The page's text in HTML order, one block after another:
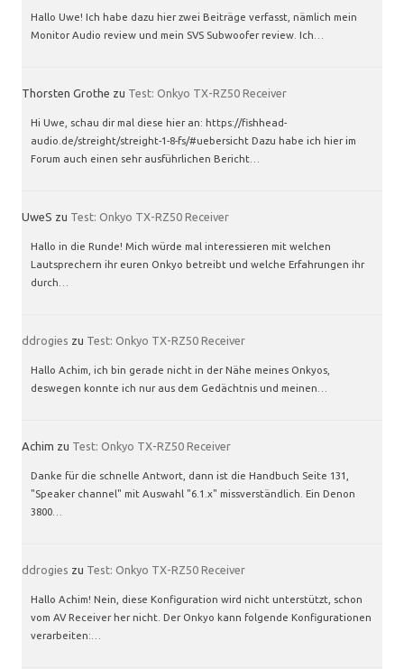
Hallo Uwe! Ich habe dazu hier zwei Beiträge verfasst, nämlich mein
Monitor Audio review und mein SVS Subwoofer review. Ich…
Thorsten Grothe zu Test: Onkyo TX-RZ50 Receiver
Hi Uwe, schau dir mal diese hier an: https://fishhead-
audio.de/streight/streight-1-8-fs/#uebersicht Dazu habe ich hier im
Forum auch einen sehr ausführlichen Bericht…
UweS zu Test: Onkyo TX-RZ50 Receiver
Hallo in die Runde! Mich würde mal interessieren mit welchen
Lautsprechern ihr euren Onkyo betreibt und welche Erfahrungen ihr
durch…
ddrogies zu Test: Onkyo TX-RZ50 Receiver
Hallo Achim, ich bin gerade nicht in der Nähe meines Onkyos,
deswegen konnte ich nur aus dem Gedächtnis und meinen…
Achim zu Test: Onkyo TX-RZ50 Receiver
Danke für die schnelle Antwort, dann ist die Handbuch Seite 131,
"Speaker channel" mit Auswahl "6.1.x" missverständlich. Ein Denon
3800…
ddrogies zu Test: Onkyo TX-RZ50 Receiver
Hallo Achim! Nein, diese Konfiguration wird nicht unterstützt, schon
vom AV Receiver her nicht. Der Onkyo kann folgende Konfigurationen
verarbeiten:…